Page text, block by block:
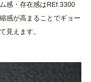
感・存在感はREf.3300
感が高まることでギョー
見えます。